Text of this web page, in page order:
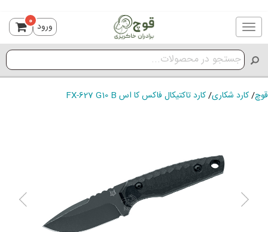
Toggle
navigation
ورود 0
قوچ/کارد شکاری/کارد تاکتیکال فاکس کا اس FX-627 G10 B